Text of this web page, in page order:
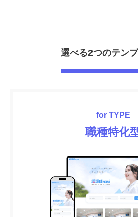
選べる2つのテン
for TYPE
職種特化